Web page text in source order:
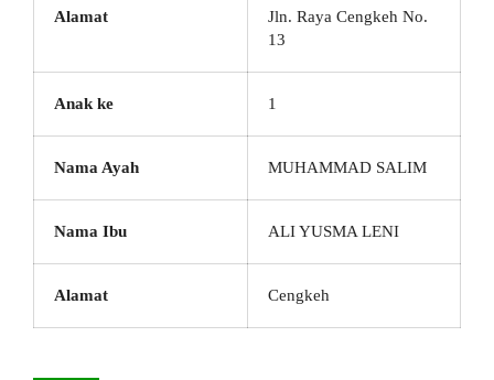
Alamat
Jln. Raya Cengkeh No.
13
Anak ke 1
Nama Ayah MUHAMMAD SALIM
Nama Ibu ALI YUSMA LENI
Alamat Cengkeh